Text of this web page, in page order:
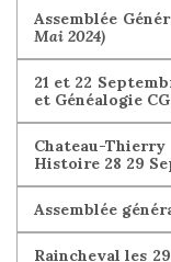
Assemblée
Mai 2024)
21 et 22
et Généalogie
Chateau-
Histoire 28 29
Assemblée
Raincheval les